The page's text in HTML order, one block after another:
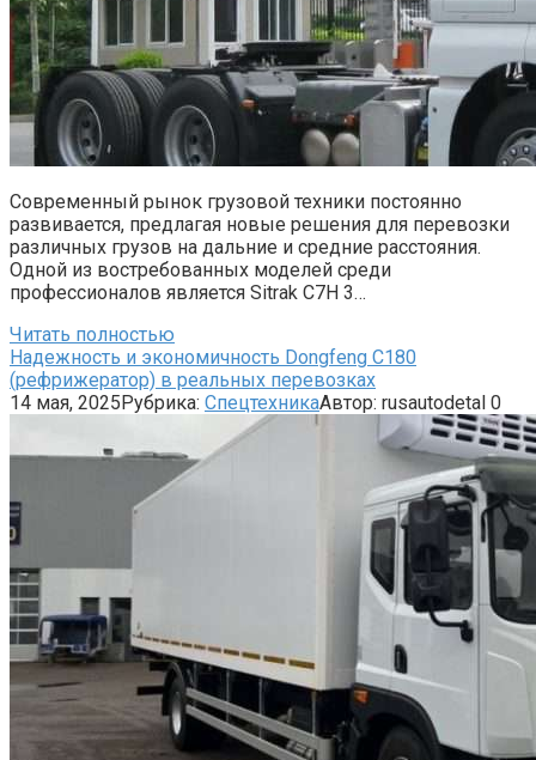
Современный рынок грузовой техники постоянно
развивается, предлагая новые решения для перевозки
различных грузов на дальние и средние расстояния.
Одной из востребованных моделей среди
профессионалов является Sitrak C7H 3…
Читать полностью
Надежность и экономичность Dongfeng C180
(рефрижератор) в реальных перевозках
14 мая, 2025Рубрика: СпецтехникаАвтор: rusautodetal 0